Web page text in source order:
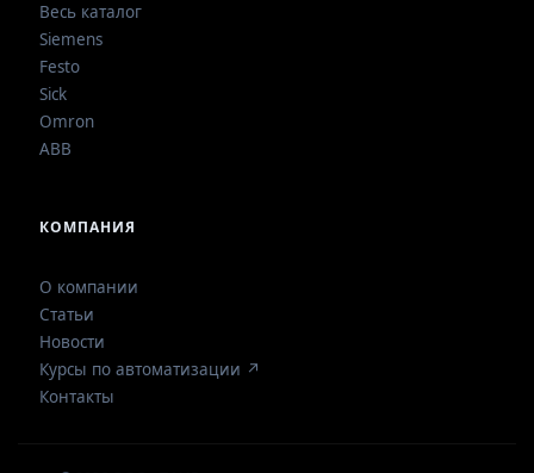
Весь каталог
Siemens
Festo
Sick
Omron
ABB
КОМПАНИЯ
О компании
Статьи
Новости
Курсы по автоматизации ↗
Контакты